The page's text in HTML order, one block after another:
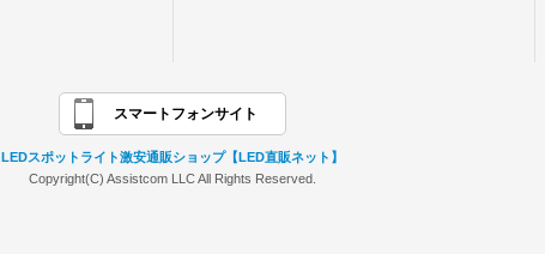
スマートフォンサイト
LEDスポットライト激安通販ショップ【LED直販ネット】
Copyright(C) Assistcom LLC All Rights Reserved.